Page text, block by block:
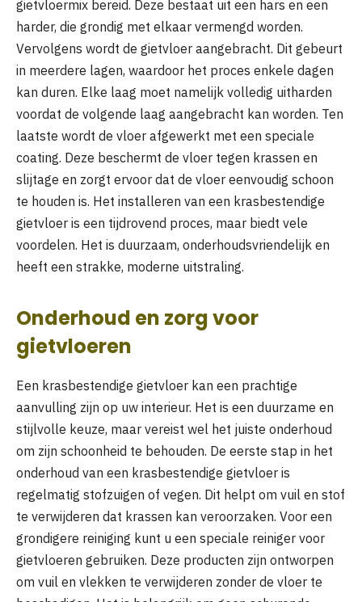
gietvloermix bereid. Deze bestaat uit een hars en een
harder, die grondig met elkaar vermengd worden.
Vervolgens wordt de gietvloer aangebracht. Dit gebeurt
in meerdere lagen, waardoor het proces enkele dagen
kan duren. Elke laag moet namelijk volledig uitharden
voordat de volgende laag aangebracht kan worden. Ten
laatste wordt de vloer afgewerkt met een speciale
coating. Deze beschermt de vloer tegen krassen en
slijtage en zorgt ervoor dat de vloer eenvoudig schoon
te houden is. Het installeren van een krasbestendige
gietvloer is een tijdrovend proces, maar biedt vele
voordelen. Het is duurzaam, onderhoudsvriendelijk en
heeft een strakke, moderne uitstraling.
Onderhoud en zorg voor
gietvloeren
Een krasbestendige gietvloer kan een prachtige
aanvulling zijn op uw interieur. Het is een duurzame en
stijlvolle keuze, maar vereist wel het juiste onderhoud
om zijn schoonheid te behouden. De eerste stap in het
onderhoud van een krasbestendige gietvloer is
regelmatig stofzuigen of vegen. Dit helpt om vuil en stof
te verwijderen dat krassen kan veroorzaken. Voor een
grondigere reiniging kunt u een speciale reiniger voor
gietvloeren gebruiken. Deze producten zijn ontworpen
om vuil en vlekken te verwijderen zonder de vloer te